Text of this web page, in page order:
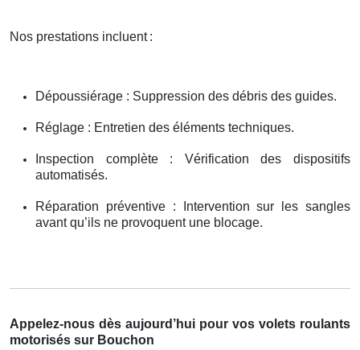
Nos prestations incluent :
Dépoussiérage : Suppression des débris des guides.
Réglage : Entretien des éléments techniques.
Inspection complète : Vérification des dispositifs
automatisés.
Réparation préventive : Intervention sur les sangles
avant qu’ils ne provoquent une blocage.
Appelez-nous dès aujourd’hui pour vos volets roulants
motorisés sur Bouchon